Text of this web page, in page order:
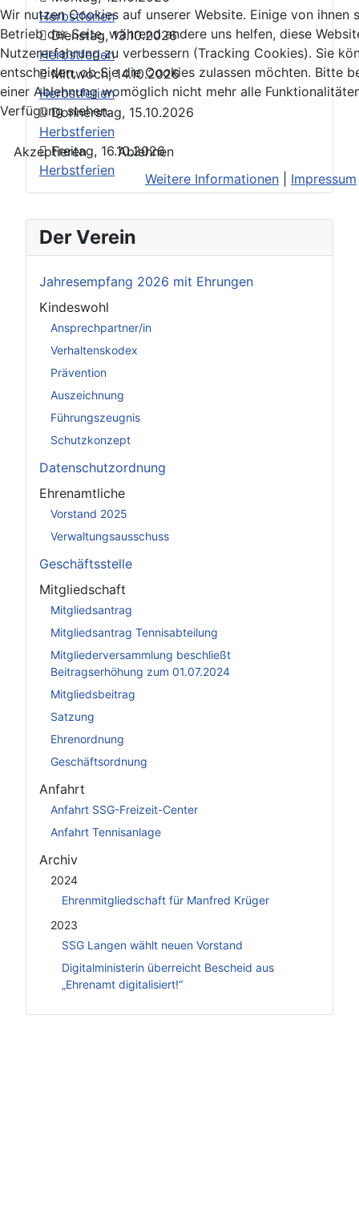
Der Verein
Jahresempfang 2026 mit Ehrungen
Kindeswohl
Ansprechpartner/in
Verhaltenskodex
Prävention
Auszeichnung
Führungszeugnis
Schutzkonzept
Datenschutzordnung
Ehrenamtliche
Vorstand 2025
Verwaltungsausschuss
Geschäftsstelle
Mitgliedschaft
Mitgliedsantrag
Mitgliedsantrag Tennisabteilung
Mitgliederversammlung beschließt
Beitragserhöhung zum 01.07.2024
Mitgliedsbeitrag
Satzung
Ehrenordnung
Geschäftsordnung
Anfahrt
Anfahrt SSG-Freizeit-Center
Anfahrt Tennisanlage
Archiv
2024
Ehrenmitgliedschaft für Manfred Krüger
2023
SSG Langen wählt neuen Vorstand
Digitalministerin überreicht Bescheid aus
„Ehrenamt digitalisiert!“
Herbstferien
Dienstag, 13.10.2026
Herbstferien
Mittwoch, 14.10.2026
Herbstferien
Donnerstag, 15.10.2026
Herbstferien
Freitag, 16.10.2026
Herbstferien
Wir nutzen Cookies auf unserer Website. Einige von ihnen
Betrieb der Seite, während andere uns helfen, diese
Nutzererfahrung zu verbessern (Tracking Cookies). Sie
entscheiden, ob Sie die Cookies zulassen möchten. Bitte
einer Ablehnung womöglich nicht mehr alle
Verfügung stehen.
Akzeptieren
Ablehnen
Weitere Informationen
Impressum